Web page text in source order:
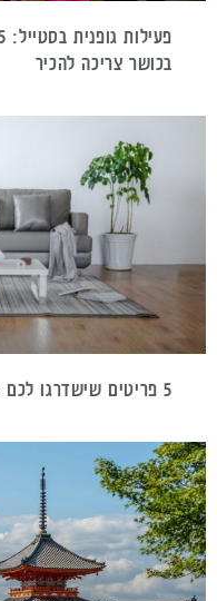
בכושר צריכה להכיר
5 פריטים שישדרגו לכם את הסלון